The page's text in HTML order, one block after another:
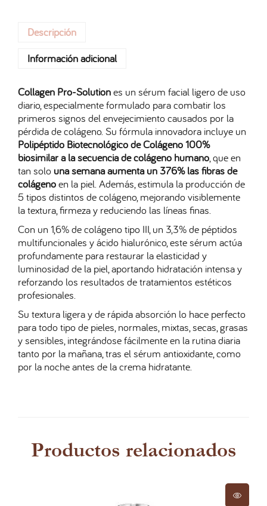
Descripción
Información adicional
Collagen Pro-Solutiones un sérum facial ligero de uso
diario, especialmente formulado para combatir los
primeros signos del envejecimiento causados por la
pérdida de colágeno. Su fórmula innovadora incluye un
Polipéptido Biotecnológico de Colágeno 100%
biosimilar a la secuencia de colágeno humano, que en
tan solo una semana aumenta un 376% las fibras de
colágenoen la piel. Además, estimula la producción de
5 tipos distintos de colágeno, mejorando visiblemente
la textura, firmeza y reduciendo las líneas finas.
Con un 1,6% de colágeno tipo III, un 3,3% de péptidos
multifuncionales y ácido hialurónico, este sérum actúa
profundamente para restaurar la elasticidad y
luminosidad de la piel, aportando hidratación intensa y
reforzando los resultados de tratamientos estéticos
profesionales.
Su textura ligera y de rápida absorción lo hace perfecto
para todo tipo de pieles, normales, mixtas, secas, grasas
y sensibles, integrándose fácilmente en la rutina diaria
tanto por la mañana, tras el sérum antioxidante, como
por la noche antes de la crema hidratante.
Productos relacionados